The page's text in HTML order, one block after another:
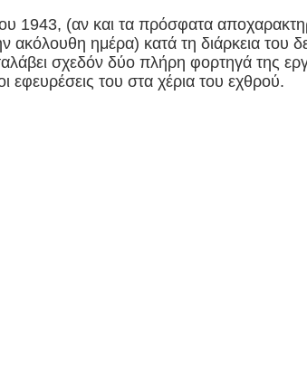
1943, (αν και τα πρόσφατα
ακόλουθη ημέρα) κατά τη διάρκεια του
σχεδόν δύο πλήρη φορτηγά της
εφευρέσεις του στα χέρια του εχθρού.